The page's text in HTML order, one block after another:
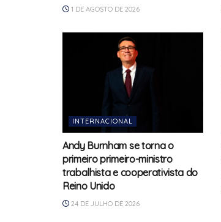
1 DE AGOSTO DE 2026
INTERNACIONAL
Andy Burnham se torna o
primeiro primeiro-ministro
trabalhista e cooperativista do
Reino Unido
24 DE JULHO DE 2026